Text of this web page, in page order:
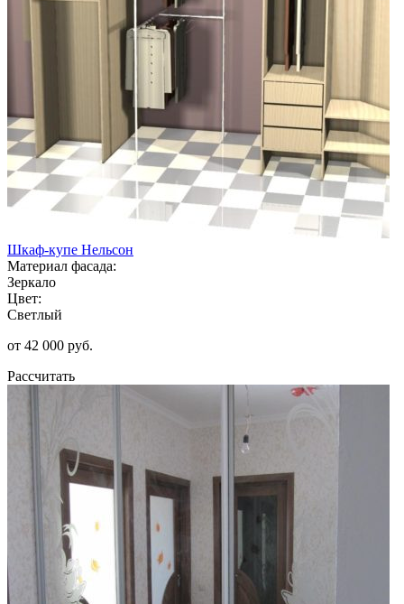
Шкаф-купе Нельсон
Материал фасада:
Зеркало
Цвет:
Светлый
от 42 000 руб.
Рассчитать